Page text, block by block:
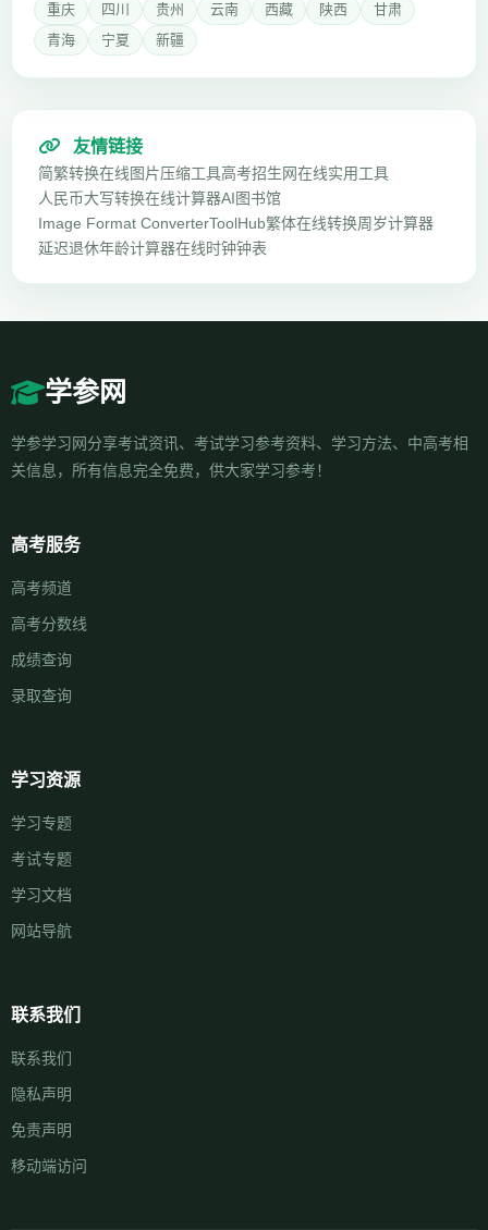
重庆
四川 贵州 云南 西藏 陕西
甘肃
青海
宁夏 新疆
友情链接
简繁转换在线图片压缩工具高考招生网在线实用工具
人民币大写转换在线计算器AI图书馆
Image Format ConverterToolHub繁体在线转换周岁计算器
延迟退休年龄计算器在线时钟钟表
学参网
学参学习网分享考试资讯、考试学习参考资料、学习方法、中高考相
关信息，所有信息完全免费，供大家学习参考！
高考服务
高考频道
高考分数线
成绩查询
录取查询
学习资源
学习专题
考试专题
学习文档
网站导航
联系我们
联系我们
隐私声明
免责声明
移动端访问